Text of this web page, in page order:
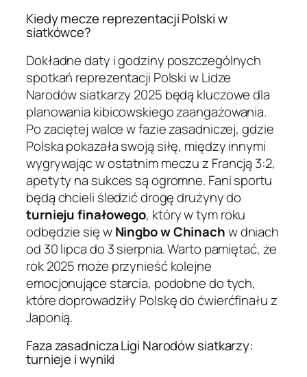
Kiedy mecze reprezentacji Polski w
siatkówce?
Dokładne daty i godziny poszczególnych
spotkań reprezentacji Polski w Lidze
Narodów siatkarzy 2025 będą kluczowe dla
planowania kibicowskiego zaangażowania.
Po zaciętej walce w fazie zasadniczej, gdzie
Polska pokazała swoją siłę, między innymi
wygrywając w ostatnim meczu z Francją 3:2,
apetyty na sukces są ogromne. Fani sportu
będą chcieli śledzić drogę drużyny do
turnieju finałowego, który w tym roku
odbędzie się wNingbo w Chinachw dniach
od 30 lipca do 3 sierpnia. Warto pamiętać, że
rok 2025 może przynieść kolejne
emocjonujące starcia, podobne do tych,
które doprowadziły Polskę do ćwierćfinału z
Japonią.
Faza zasadnicza Ligi Narodów siatkarzy:
turnieje i wyniki